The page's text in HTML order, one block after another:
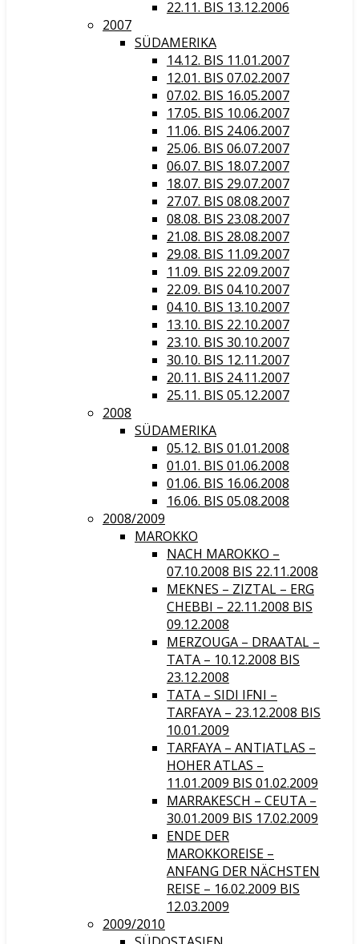
22.11. BIS 13.12.2006
2007
SÜDAMERIKA
14.12. BIS 11.01.2007
12.01. BIS 07.02.2007
07.02. BIS 16.05.2007
17.05. BIS 10.06.2007
11.06. BIS 24.06.2007
25.06. BIS 06.07.2007
06.07. BIS 18.07.2007
18.07. BIS 29.07.2007
27.07. BIS 08.08.2007
08.08. BIS 23.08.2007
21.08. BIS 28.08.2007
29.08. BIS 11.09.2007
11.09. BIS 22.09.2007
22.09. BIS 04.10.2007
04.10. BIS 13.10.2007
13.10. BIS 22.10.2007
23.10. BIS 30.10.2007
30.10. BIS 12.11.2007
20.11. BIS 24.11.2007
25.11. BIS 05.12.2007
2008
SÜDAMERIKA
05.12. BIS 01.01.2008
01.01. BIS 01.06.2008
01.06. BIS 16.06.2008
16.06. BIS 05.08.2008
2008/2009
MAROKKO
NACH MAROKKO –
07.10.2008 BIS 22.11.2008
MEKNES – ZIZTAL – ERG
CHEBBI – 22.11.2008 BIS
09.12.2008
MERZOUGA – DRAATAL –
TATA – 10.12.2008 BIS
23.12.2008
TATA – SIDI IFNI –
TARFAYA – 23.12.2008 BIS
10.01.2009
TARFAYA – ANTIATLAS –
HOHER ATLAS –
11.01.2009 BIS 01.02.2009
MARRAKESCH – CEUTA –
30.01.2009 BIS 17.02.2009
ENDE DER
MAROKKOREISE –
ANFANG DER NÄCHSTEN
REISE – 16.02.2009 BIS
12.03.2009
2009/2010